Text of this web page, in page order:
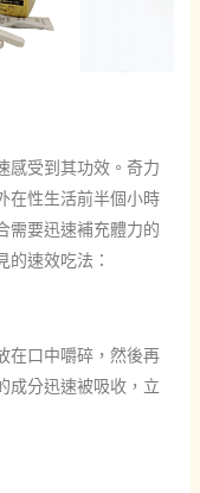
感受到其功效。奇力
在性生活前半個小時
需要迅速補充體力的
的速效吃法：
在口中嚼碎，然後再
成分迅速被吸收，立